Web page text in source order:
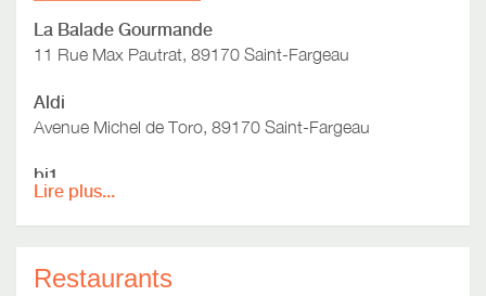
La Balade Gourmande
11 Rue Max Pautrat, 89170 Saint-Fargeau
Aldi
Avenue Michel de Toro, 89170 Saint-Fargeau
bi1
Rue du Moulin de l'Arche, 89170 Saint-Fargeau
Lire plus...
Restaurants